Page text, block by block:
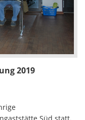
2019
Süd statt.